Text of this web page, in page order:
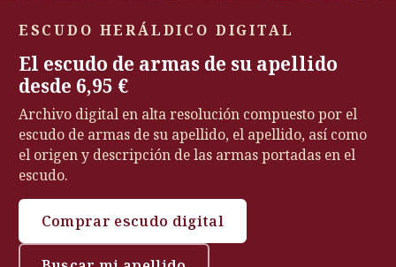
ESCUDO HERÁLDICO DIGITAL
El escudo de armas de su apellido
desde 6,95 €
Archivo digital en alta resolución compuesto por el
escudo de armas de su apellido, el apellido, así como
el origen y descripción de las armas portadas en el
escudo.
Comprar escudo digital